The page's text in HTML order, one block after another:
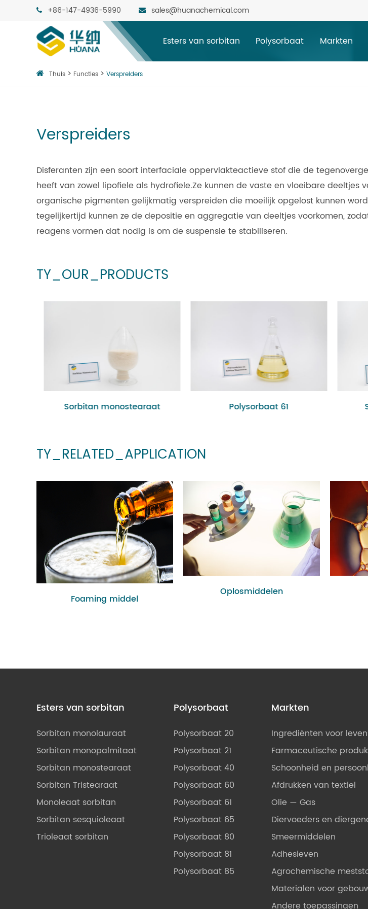
+86-147-4936-5990 sales@huanachemical.com
Esters van sorbitan Polysorbaat Markten
Thuis Functies Verspreiders
Verspreiders
Disferanten zijn een soort interfaciale oppervlakteactieve stof die de
heeft van zowel lipofiele als hydrofiele.Ze kunnen de vaste en vloeibare deeltjes
organische pigmenten gelijkmatig verspreiden die moeilijk opgelost kunnen
tegelijkertijd kunnen ze de depositie en aggregatie van deeltjes voorkomen,
reagens vormen dat nodig is om de suspensie te stabiliseren.
TY_OUR_PRODUCTS
Sorbitan monostearaat Polysorbaat 61
TY_RELATED_APPLICATION
Foaming middel
Oplosmiddelen
Esters van sorbitan
Sorbitan monolauraat
Sorbitan monopalmitaat
Sorbitan monostearaat
Sorbitan Tristearaat
Monoleaat sorbitan
Sorbitan sesquioleaat
Trioleaat sorbitan
Polysorbaat
Polysorbaat 20
Polysorbaat 21
Polysorbaat 40
Polysorbaat 60
Polysorbaat 61
Polysorbaat 65
Polysorbaat 80
Polysorbaat 81
Polysorbaat 85
Markten
Ingrediënten voor
Farmaceutische
Schoonheid en
Afdrukken van textiel
Olie — Gas
Diervoeders en
Smeermiddelen
Adhesieven
Agrochemische
Materialen voor
Andere toepassingen